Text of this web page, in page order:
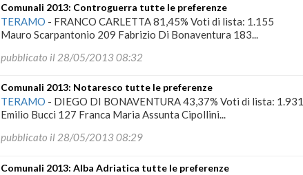
Comunali 2013: Controguerra tutte le preferenze
TERAMO - FRANCO CARLETTA 81,45% Voti di lista: 1.155
Mauro Scarpantonio 209 Fabrizio Di Bonaventura 183...
pubblicato il 28/05/2013 08:32
Comunali 2013: Notaresco tutte le preferenze
TERAMO - DIEGO DI BONAVENTURA 43,37% Voti di lista: 1.931
Emilio Bucci 127 Franca Maria Assunta Cipollini...
pubblicato il 28/05/2013 08:29
Comunali 2013: Alba Adriatica tutte le preferenze